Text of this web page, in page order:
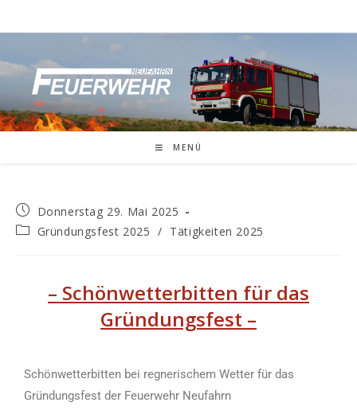
MENÜ
Donnerstag 29. Mai 2025
Gründungsfest 2025 / Tätigkeiten 2025
– Schönwetterbitten für das
Gründungsfest –
Schönwetterbitten bei regnerischem Wetter für das
Gründungsfest der Feuerwehr Neufahrn